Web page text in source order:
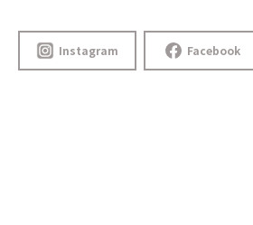
Instagram Facebook